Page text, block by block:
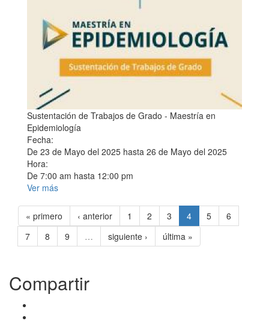
Sustentación de Trabajos de Grado - Maestría en
Epidemiología
Fecha:
De 23 de Mayo del 2025 hasta 26 de Mayo del 2025
Hora:
De 7:00 am hasta 12:00 pm
Ver más
« primero ‹ anterior 1 2 3 4 5
6
7
8 9 … siguiente › última »
Compartir